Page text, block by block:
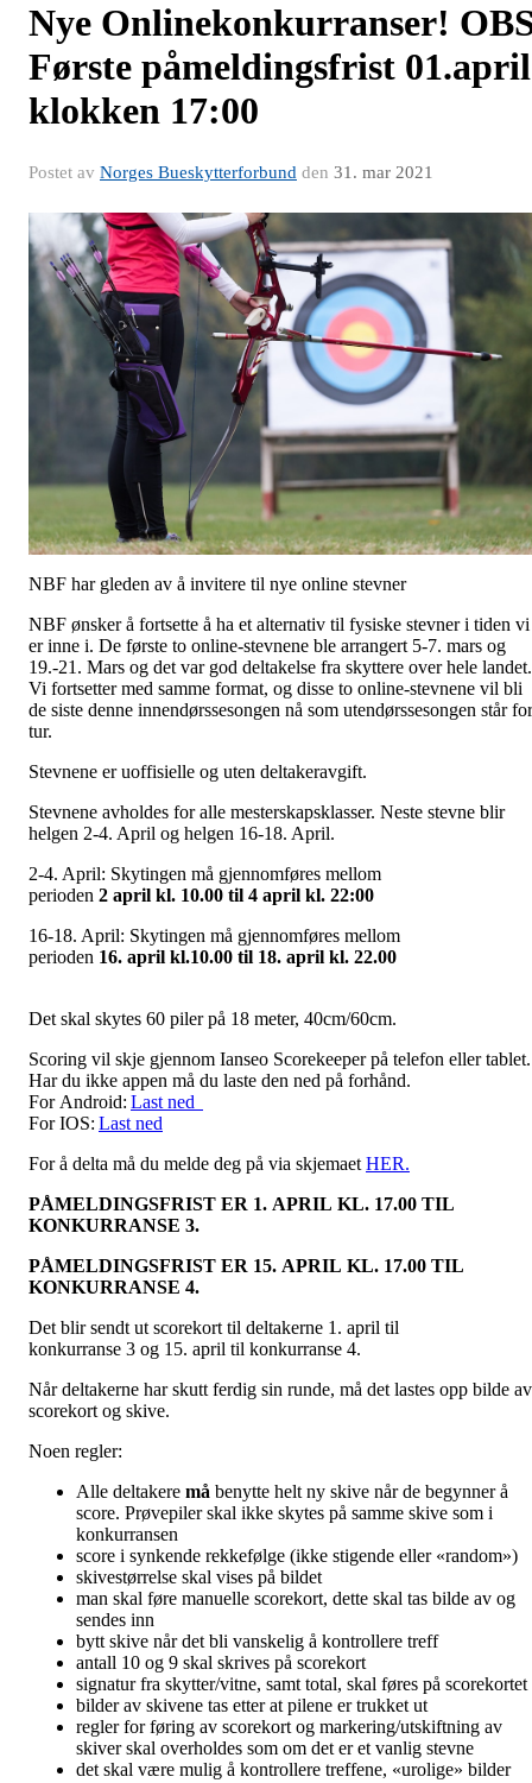
Nye Onlinekonkurranser!
Første påmeldingsfrist 01.april
klokken 17:00
Postet av Norges Bueskytterforbund den 31. mar 2021
NBF har gleden av å invitere til nye online stevner
NBF ønsker å fortsette å ha et alternativ til fysiske stevner i tiden vi
er inne i. De første to online-stevnene ble arrangert 5-7. mars og
19.-21. Mars og det var god deltakelse fra skyttere over hele landet.
Vi fortsetter med samme format, og disse to online-stevnene vil bli
de siste denne innendørssesongen nå som utendørssesongen står for
tur.
Stevnene er uoffisielle og uten deltakeravgift.
Stevnene avholdes for alle mesterskapsklasser. Neste stevne blir
helgen 2-4. April og helgen 16-18. April.
2-4. April: Skytingen må gjennomføres mellom
perioden 2 april kl. 10.00 til 4 april kl. 22:00
16-18. April: Skytingen må gjennomføres mellom
perioden 16. april kl.10.00 til 18. april kl. 22.00
Det skal skytes 60 piler på 18 meter, 40cm/60cm.
Scoring vil skje gjennom Ianseo Scorekeeper på telefon eller tablet.
Har du ikke appen må du laste den ned på forhånd.
For Android: Last ned
For IOS: Last ned
For å delta må du melde deg på via skjemaet HER.
PÅMELDINGSFRIST ER 1. APRIL KL. 17.00 TIL
KONKURRANSE 3.
PÅMELDINGSFRIST ER 15. APRIL KL. 17.00 TIL
KONKURRANSE 4.
Det blir sendt ut scorekort til deltakerne 1. april til
konkurranse 3 og 15. april til konkurranse 4.
Når deltakerne har skutt ferdig sin runde, må det lastes opp bilde av
scorekort og skive.
Noen regler:
Alle deltakere må benytte helt ny skive når de begynner å
score. Prøvepiler skal ikke skytes på samme skive som i
konkurransen
score i synkende rekkefølge (ikke stigende eller «random»)
skivestørrelse skal vises på bildet
man skal føre manuelle scorekort, dette skal tas bilde av og
sendes inn
bytt skive når det bli vanskelig å kontrollere treff
antall 10 og 9 skal skrives på scorekort
signatur fra skytter/vitne, samt total, skal føres på scorekortet
bilder av skivene tas etter at pilene er trukket ut
regler for føring av scorekort og markering/utskiftning av
skiver skal overholdes som om det er et vanlig stevne
det skal være mulig å kontrollere treffene, «urolige» bilder